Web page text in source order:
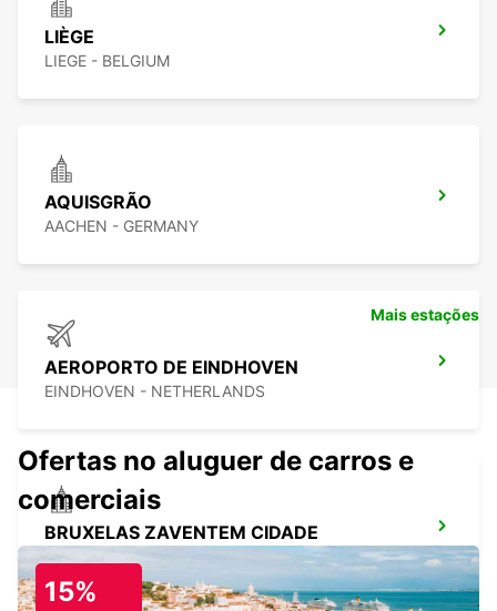
LIÈGE
LIEGE - BELGIUM
AQUISGRÃO
AACHEN - GERMANY
AEROPORTO DE EINDHOVEN
EINDHOVEN - NETHERLANDS
BRUXELAS ZAVENTEM CIDADE
ZAVENTEM - BELGIUM
Mais estações
Ofertas no aluguer de carros e
comerciais
15%